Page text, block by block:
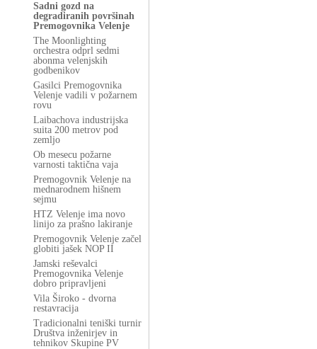
Sadni gozd na
degradiranih površinah
Premogovnika Velenje
The Moonlighting
orchestra odprl sedmi
abonma velenjskih
godbenikov
Gasilci Premogovnika
Velenje vadili v požarnem
rovu
Laibachova industrijska
suita 200 metrov pod
zemljo
Ob mesecu požarne
varnosti taktična vaja
Premogovnik Velenje na
mednarodnem hišnem
sejmu
HTZ Velenje ima novo
linijo za prašno lakiranje
Premogovnik Velenje začel
globiti jašek NOP II
Jamski reševalci
Premogovnika Velenje
dobro pripravljeni
Vila Široko - dvorna
restavracija
Tradicionalni teniški turnir
Društva inženirjev in
tehnikov Skupine PV